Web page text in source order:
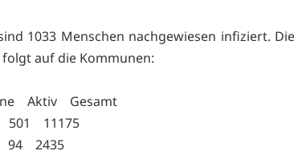
1033 Menschen nachgewiesen infiziert.
auf die Kommunen:
Aktiv Gesamt
501 11175
94 2435